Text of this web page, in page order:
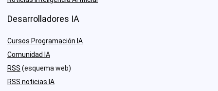
Desarrolladores IA
Cursos Programación IA
Comunidad IA
RSS (esquema web)
RSS noticias IA